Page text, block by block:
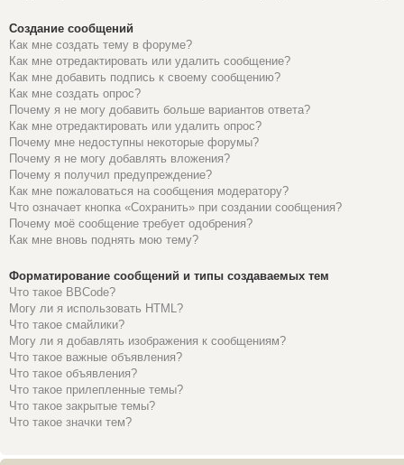
Создание сообщений
Как мне создать тему в форуме?
Как мне отредактировать или удалить сообщение?
Как мне добавить подпись к своему сообщению?
Как мне создать опрос?
Почему я не могу добавить больше вариантов ответа?
Как мне отредактировать или удалить опрос?
Почему мне недоступны некоторые форумы?
Почему я не могу добавлять вложения?
Почему я получил предупреждение?
Как мне пожаловаться на сообщения модератору?
Что означает кнопка «Сохранить» при создании сообщения?
Почему моё сообщение требует одобрения?
Как мне вновь поднять мою тему?
Форматирование сообщений и типы создаваемых тем
Что такое BBCode?
Могу ли я использовать HTML?
Что такое смайлики?
Могу ли я добавлять изображения к сообщениям?
Что такое важные объявления?
Что такое объявления?
Что такое прилепленные темы?
Что такое закрытые темы?
Что такое значки тем?